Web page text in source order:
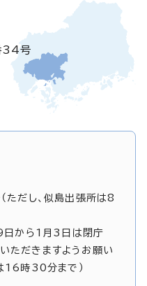
34号
だし、似島出張所は8
日から1月3日は閉庁
ただきますようお願い
16時30分まで）